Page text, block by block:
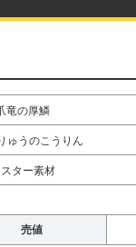
竜の厚鱗
ゅうのこうりん
ター素材
売値